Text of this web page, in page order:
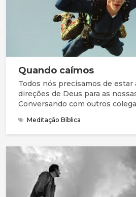
Quando caímos
Todos nós precisamos de estar
direções de Deus para as
Conversando com outros
profissional?” aparecia
que tem estado no meu
Estando aberto à possibilidade
anos atrás, eu fiz uma oração
torna-me mais significante
Meditação Bíblica